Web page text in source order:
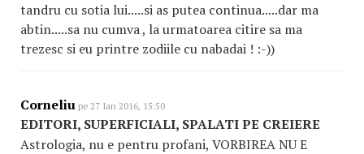
tandru cu sotia lui.....si as putea continua.....dar ma
abtin.....sa nu cumva , la urmatoarea citire sa ma
trezesc si eu printre zodiile cu nabadai ! :-))
Corneliu pe 27 Ian 2016, 15:50
EDITORI, SUPERFICIALI, SPALATI PE CREIERE
Astrologia, nu e pentru profani, VORBIREA NU E